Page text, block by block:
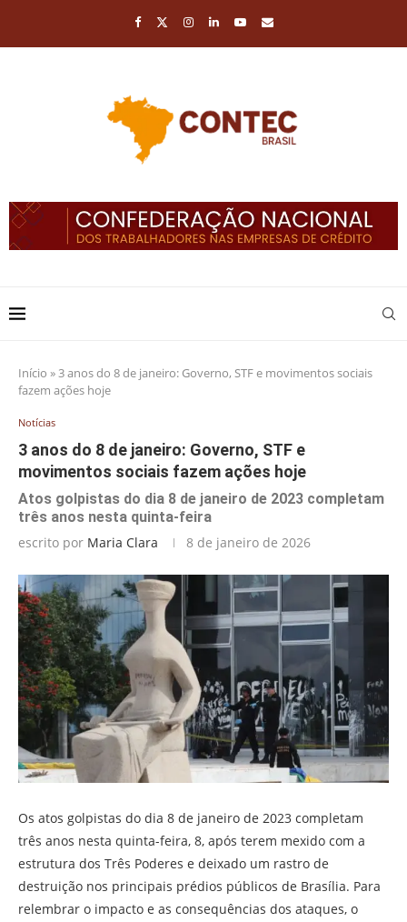
Início »3 anos do 8 de janeiro: Governo, STF e movimentos sociais
fazem ações hoje
Notícias
3 anos do 8 de janeiro: Governo, STF e
movimentos sociais fazem ações hoje
Atos golpistas do dia 8 de janeiro de 2023 completam
três anos nesta quinta-feira
escrito por Maria Clara 8 de janeiro de 2026
Os atos golpistas do dia 8 de janeiro de 2023 completam
três anos nesta quinta-feira, 8, após terem mexido com a
estrutura dos Três Poderes e deixado um rastro de
destruição nos principais prédios públicos de Brasília. Para
relembrar o impacto e as consequências dos ataques, o